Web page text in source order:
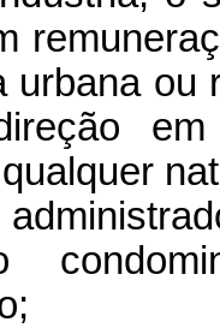
urbana ou
em